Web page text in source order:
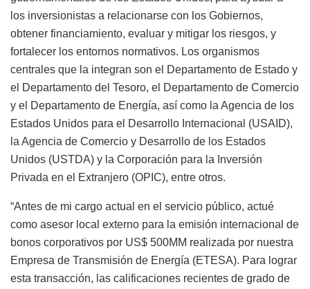
los inversionistas a relacionarse con los Gobiernos,
obtener financiamiento, evaluar y mitigar los riesgos, y
fortalecer los entornos normativos. Los organismos
centrales que la integran son el Departamento de Estado y
el Departamento del Tesoro, el Departamento de Comercio
y el Departamento de Energía, así como la Agencia de los
Estados Unidos para el Desarrollo Internacional (USAID),
la Agencia de Comercio y Desarrollo de los Estados
Unidos (USTDA) y la Corporación para la Inversión
Privada en el Extranjero (OPIC), entre otros.
“Antes de mi cargo actual en el servicio público, actué
como asesor local externo para la emisión internacional de
bonos corporativos por US$ 500MM realizada por nuestra
Empresa de Transmisión de Energía (ETESA). Para lograr
esta transacción, las calificaciones recientes de grado de